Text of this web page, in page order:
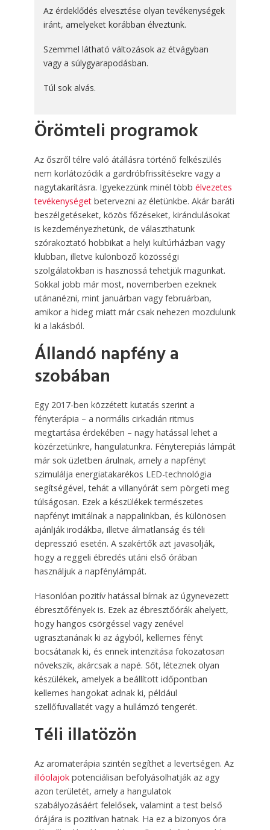
Az érdeklődés elvesztése olyan tevékenységek
iránt, amelyeket korábban élveztünk.
Szemmel látható változások az étvágyban
vagy a súlygyarapodásban.
Túl sok alvás.
Örömteli programok
Az őszről télre való átállásra történő felkészülés
nem korlátozódik a gardróbfrissítésekre vagy a
nagytakarításra. Igyekezzünk minél több élvezetes
tevékenységetbetervezni az életünkbe. Akár baráti
beszélgetéseket, közös főzéseket, kirándulásokat
is kezdeményezhetünk, de választhatunk
szórakoztató hobbikat a helyi kultúrházban vagy
klubban, illetve különböző közösségi
szolgálatokban is hasznossá tehetjük magunkat.
Sokkal jobb már most, novemberben ezeknek
utánanézni, mint januárban vagy februárban,
amikor a hideg miatt már csak nehezen mozdulunk
ki a lakásból.
Állandó napfény a
szobában
Egy 2017-ben közzétett kutatás szerint a
fényterápia – a normális cirkadián ritmus
megtartása érdekében – nagy hatással lehet a
közérzetünkre, hangulatunkra. Fényterepiás lámpát
már sok üzletben árulnak, amely a napfényt
szimulálja energiatakarékos LED-technológia
segítségével, tehát a villanyórát sem pörgeti meg
túlságosan. Ezek a készülékek természetes
napfényt imitálnak a nappalinkban, és különösen
ajánlják irodákba, illetve álmatlanság és téli
depresszió esetén. A szakértők azt javasolják,
hogy a reggeli ébredés utáni első órában
használjuk a napfénylámpát.
Hasonlóan pozitív hatással bírnak az úgynevezett
ébresztőfények is. Ezek az ébresztőórák ahelyett,
hogy hangos csörgéssel vagy zenével
ugrasztanának ki az ágyból, kellemes fényt
bocsátanak ki, és ennek intenzitása fokozatosan
növekszik, akárcsak a napé. Sőt, léteznek olyan
készülékek, amelyek a beállított időpontban
kellemes hangokat adnak ki, például
szellőfuvallatét vagy a hullámzó tengerét.
Téli illatözön
Az aromaterápia szintén segíthet a levertségen. Az
illóolajokpotenciálisan befolyásolhatják az agy
azon területét, amely a hangulatok
szabályozásáért felelősek, valamint a test belső
órájára is pozitívan hatnak. Ha ez a bizonyos óra